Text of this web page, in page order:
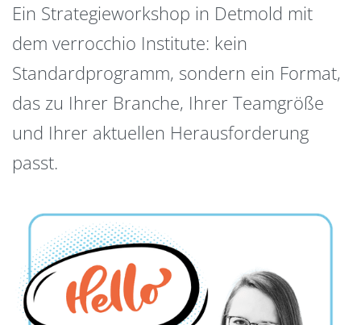
Ein Strategieworkshop in Detmold mit
dem verrocchio Institute: kein
Standardprogramm, sondern ein Format,
das zu Ihrer Branche, Ihrer Teamgröße
und Ihrer aktuellen Herausforderung
passt.